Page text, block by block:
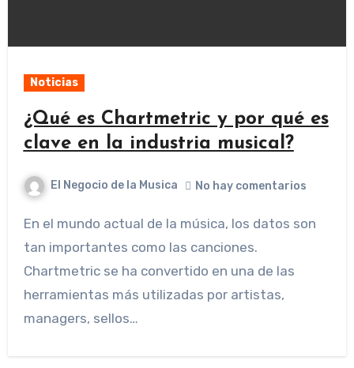
Noticias
¿Qué es Chartmetric y por qué es
clave en la industria musical?
El Negocio de la Musica No hay comentarios
En el mundo actual de la música, los datos son
tan importantes como las canciones.
Chartmetric se ha convertido en una de las
herramientas más utilizadas por artistas,
managers, sellos…